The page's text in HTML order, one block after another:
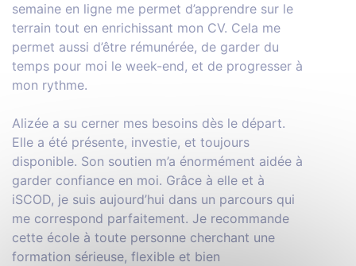
semaine en ligne me permet d’apprendre sur le
terrain tout en enrichissant mon CV. Cela me
permet aussi d’être rémunérée, de garder du
temps pour moi le week-end, et de progresser à
mon rythme.
Alizée a su cerner mes besoins dès le départ.
Elle a été présente, investie, et toujours
disponible. Son soutien m’a énormément aidée à
garder confiance en moi. Grâce à elle et à
iSCOD, je suis aujourd’hui dans un parcours qui
me correspond parfaitement. Je recommande
cette école à toute personne cherchant une
formation sérieuse, flexible et bien